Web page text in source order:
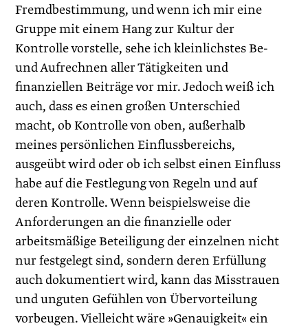
Fremdbestimmung, und wenn ich mir eine
Gruppe mit einem Hang zur Kultur der
Kontrolle vorstelle, sehe ich kleinlichstes Be-
und Aufrechnen aller Tätigkeiten und
finanziellen Beiträge vor mir. Jedoch weiß ich
auch, dass es einen großen Unterschied
macht, ob Kontrolle von oben, außerhalb
meines persönlichen Einflussbereichs,
ausgeübt wird oder ob ich selbst einen Einfluss
habe auf die Festlegung von Regeln und auf
deren Kontrolle. Wenn beispielsweise die
Anforderungen an die finanzielle oder
arbeitsmäßige Beteiligung der einzelnen nicht
nur festgelegt sind, sondern deren Erfüllung
auch dokumentiert wird, kann das Misstrauen
und unguten Gefühlen von Übervorteilung
vorbeugen. Vielleicht wäre »Genauigkeit« ein